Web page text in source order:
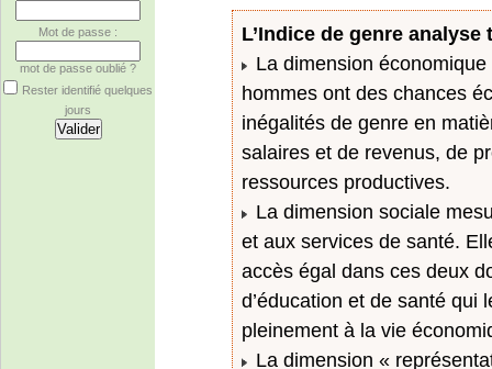
Mot de passe :
mot de passe oublié ?
Rester identifié quelques
jours
L’Indice de genre
La dimension
hommes ont des chances
inégalités de genre en
salaires et de revenus, de
ressources productives.
La dimension sociale
et aux services de santé.
accès égal dans ces deux
d’éducation et de santé qui
pleinement à la vie
La dimension «